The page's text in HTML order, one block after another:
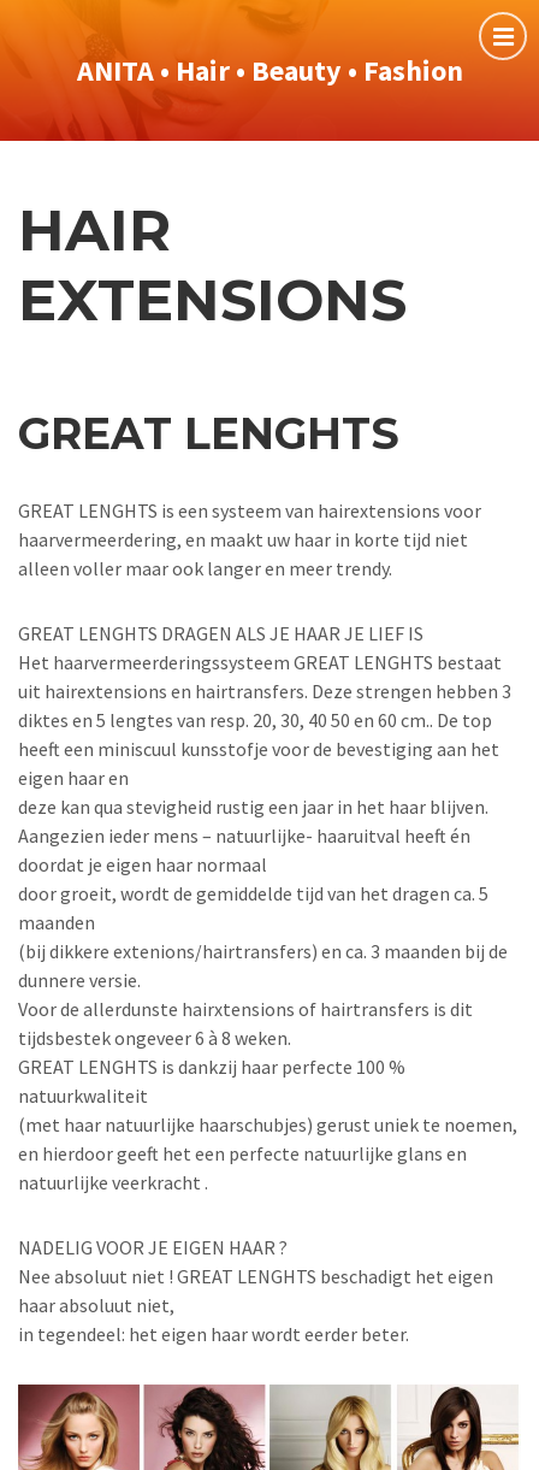
ANITA • Hair • Beauty • Fashion
HAIR
EXTENSIONS
GREAT LENGHTS
GREAT LENGHTS is een systeem van hairextensions voor
haarvermeerdering, en maakt uw haar in korte tijd niet
alleen voller maar ook langer en meer trendy.
GREAT LENGHTS DRAGEN ALS JE HAAR JE LIEF IS
Het haarvermeerderingssysteem GREAT LENGHTS bestaat
uit hairextensions en hairtransfers. Deze strengen hebben 3
diktes en 5 lengtes van resp. 20, 30, 40 50 en 60 cm.. De top
heeft een miniscuul kunsstofje voor de bevestiging aan het
eigen haar en
deze kan qua stevigheid rustig een jaar in het haar blijven.
Aangezien ieder mens – natuurlijke- haaruitval heeft én
doordat je eigen haar normaal
door groeit, wordt de gemiddelde tijd van het dragen ca. 5
maanden
(bij dikkere extenions/hairtransfers) en ca. 3 maanden bij de
dunnere versie.
Voor de allerdunste hairxtensions of hairtransfers is dit
tijdsbestek ongeveer 6 à 8 weken.
GREAT LENGHTS is dankzij haar perfecte 100 %
natuurkwaliteit
(met haar natuurlijke haarschubjes) gerust uniek te noemen,
en hierdoor geeft het een perfecte natuurlijke glans en
natuurlijke veerkracht .
NADELIG VOOR JE EIGEN HAAR ?
Nee absoluut niet ! GREAT LENGHTS beschadigt het eigen
haar absoluut niet,
in tegendeel: het eigen haar wordt eerder beter.